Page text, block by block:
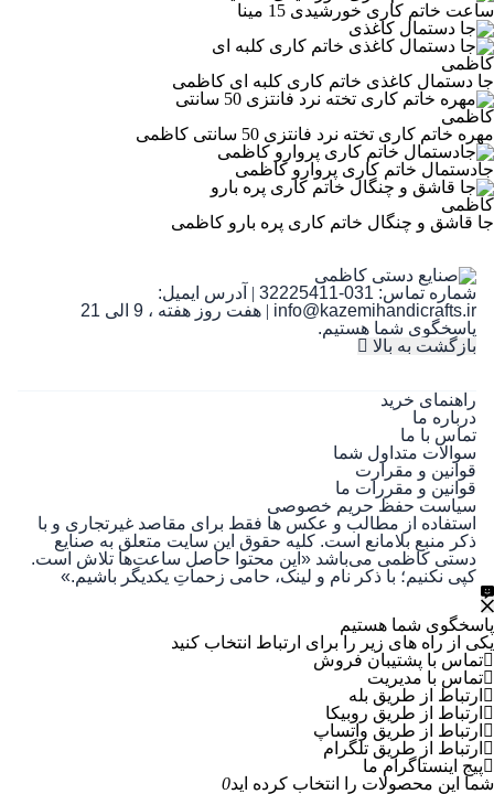
کاربر پارس کالا
ثبت دیدگاه
ثبت دیدگاه به معنی موافقت با قوانین انتشار پارس‌کالا
دیدگاه شما در صفحه محصول با نام کاربر نمایش داده می‌شود
ساعت خاتم کاری خورشیدی 15 مینا
جا دستمال کاغذی خاتم کاری کلبه ای کاظمی
مهره خاتم کاری تخته نرد فانتزی 50 سانتی کاظمی
جادستمال خاتم کاری پروارو کاظمی
جا قاشق و چنگال خاتم کاری پره بارو کاظمی
شماره تماس: 031-32225411
| آدرس ایمیل:
info@kazemihandicrafts.ir
|
هفت روز هفته ، 9 الی 21
پاسخگوی شما هستیم.
بازگشت به بالا
راهنمای خرید
درباره ما
تماس با ما
سوالات متداول شما
قوانین و مقرارت
قوانین و مقررات ما
سیاست حفظ حریم خصوصی
استفاده از مطالب و عکس ها فقط برای مقاصد غیرتجاری و با
ذکر منبع بلامانع است. کلیه حقوق این سایت متعلق به صنایع
دستی کاظمی می‌باشد «این محتوا حاصل ساعت‌ها تلاش است.
کپی نکنیم؛ با ذکر نام و لینک، حامی زحماتِ یکدیگر باشیم.»
پاسخگوی شما هستیم
یکی از راه های زیر را برای ارتباط انتخاب کنید
تماس با پشتیبان فروش
تماس با مدیریت
ارتباط از طریق بله
ارتباط از طریق روبیکا
ارتباط از طریق واتساپ
ارتباط از طریق تلگرام
پیج اینستاگرام ما
شما این محصولات را انتخاب کرده اید0